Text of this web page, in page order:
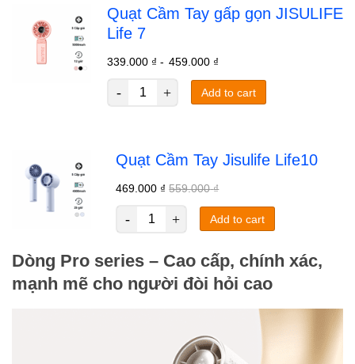
Quạt Cầm Tay gấp gọn JISULIFE
Life 7
339.000 ₫ - 459.000 ₫
Add to cart
Quạt Cầm Tay Jisulife Life10
469.000 ₫ 559.000 ₫
Add to cart
Dòng Pro series – Cao cấp, chính xác,
mạnh mẽ cho người đòi hỏi cao